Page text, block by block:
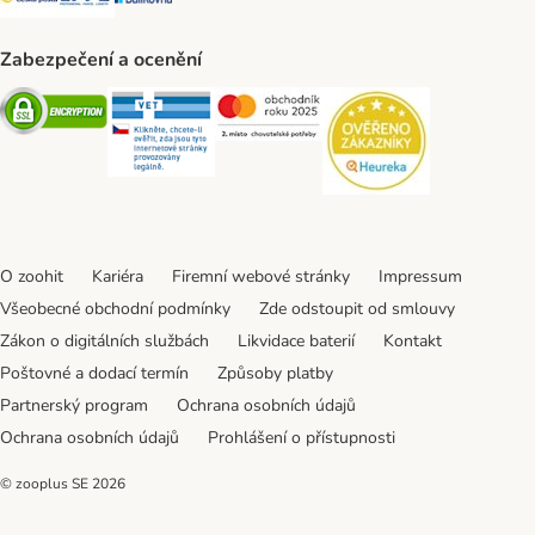
Zabezpečení a ocenění
Security Security Security
O zoohit Kariéra Firemní webové stránky
Impressum
Všeobecné obchodní podmínky
Zde odstoupit od smlouvy
Zákon o digitálních službách
Likvidace baterií
Kontakt
Poštovné a dodací termín
Způsoby platby
Partnerský program
Ochrana osobních údajů
Ochrana osobních údajů
Prohlášení o přístupnosti
© zooplus SE 2026